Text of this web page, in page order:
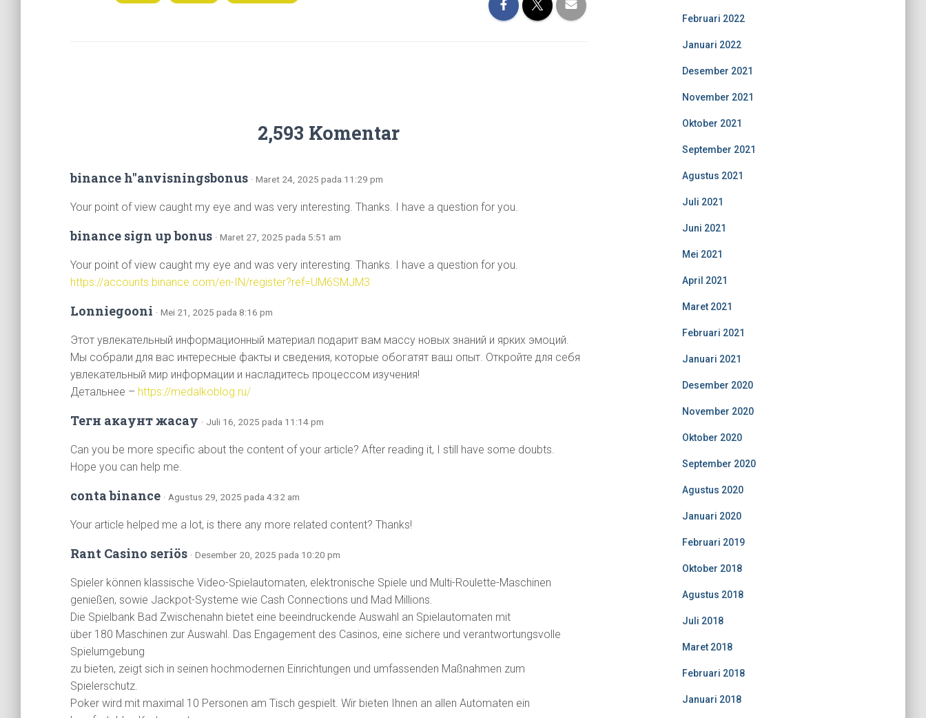
2,593 Komentar
binance h"anvisningsbonus · Maret 24, 2025 pada 11:29 pm
Your point of view caught my eye and was very interesting. Thanks. I have a question for you.
binance sign up bonus · Maret 27, 2025 pada 5:51 am
Your point of view caught my eye and was very interesting. Thanks. I have a question for you.
https://accounts.binance.com/en-IN/register?ref=UM6SMJM3
Lonniegooni · Mei 21, 2025 pada 8:16 pm
Этот увлекательный информационный материал подарит вам массу новых знаний и ярких эмоций.
Мы собрали для вас интересные факты и сведения, которые обогатят ваш опыт. Откройте для себя
увлекательный мир информации и насладитесь процессом изучения!
Детальнее – https://medalkoblog.ru/
Тегн акаунт жасау · Juli 16, 2025 pada 11:14 pm
Can you be more specific about the content of your article? After reading it, I still have some doubts.
Hope you can help me.
conta binance · Agustus 29, 2025 pada 4:32 am
Your article helped me a lot, is there any more related content? Thanks!
Rant Casino seriös · Desember 20, 2025 pada 10:20 pm
Spieler können klassische Video-Spielautomaten, elektronische Spiele und Multi-Roulette-Maschinen
genießen, sowie Jackpot-Systeme wie Cash Connections und Mad Millions.
Die Spielbank Bad Zwischenahn bietet eine beeindruckende Auswahl an Spielautomaten mit
über 180 Maschinen zur Auswahl. Das Engagement des Casinos, eine sichere und verantwortungsvolle
Spielumgebung
zu bieten, zeigt sich in seinen hochmodernen Einrichtungen und umfassenden Maßnahmen zum
Spielerschutz.
Poker wird mit maximal 10 Personen am Tisch gespielt. Wir bieten Ihnen an allen Automaten ein
Februari 2022
Januari 2022
Desember 2021
November 2021
Oktober 2021
September 2021
Agustus 2021
Juli 2021
Juni 2021
Mei 2021
April 2021
Maret 2021
Februari 2021
Januari 2021
Desember 2020
November 2020
Oktober 2020
September 2020
Agustus 2020
Januari 2020
Februari 2019
Oktober 2018
Agustus 2018
Juli 2018
Maret 2018
Februari 2018
Januari 2018